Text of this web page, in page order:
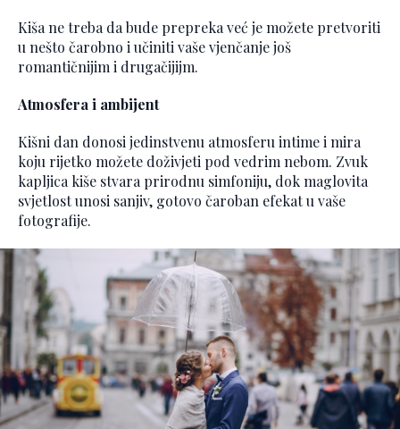
Kiša ne treba da bude prepreka već je možete pretvoriti
u nešto čarobno i učiniti vaše vjenčanje još
romantičnijim i drugačijijm.
Atmosfera i ambijent
Kišni dan donosi jedinstvenu atmosferu intime i mira
koju rijetko možete doživjeti pod vedrim nebom. Zvuk
kapljica kiše stvara prirodnu simfoniju, dok maglovita
svjetlost unosi sanjiv, gotovo čaroban efekat u vaše
fotografije.